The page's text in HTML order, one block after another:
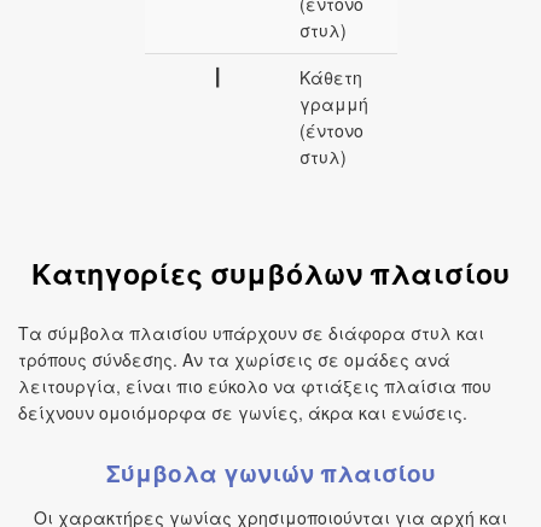
στυλ)
Κάθετη
γραμμή
(έντονο
στυλ)
Κατηγορίες συμβόλων πλαισίου
Τα σύμβολα πλαισίου υπάρχουν σε διάφορα στυλ και
τρόπους σύνδεσης. Αν τα χωρίσεις σε ομάδες ανά
λειτουργία, είναι πιο εύκολο να φτιάξεις πλαίσια που
δείχνουν ομοιόμορφα σε γωνίες, άκρα και ενώσεις.
Σύμβολα γωνιών πλαισίου
Οι χαρακτήρες γωνίας χρησιμοποιούνται για αρχή και